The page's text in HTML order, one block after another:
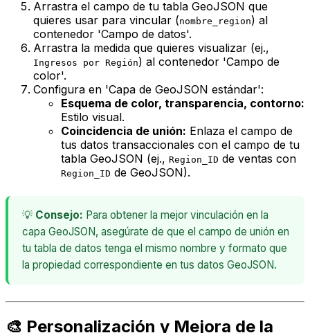
Arrastra el campo de tu tabla GeoJSON que
quieres usar para vincular (nombre_region) al
contenedor 'Campo de datos'.
Arrastra la medida que quieres visualizar (ej.,
Ingresos por Región) al contenedor 'Campo de
color'.
Configura en 'Capa de GeoJSON estándar':
Esquema de color, transparencia, contorno:
Estilo visual.
Coincidencia de unión: Enlaza el campo de
tus datos transaccionales con el campo de tu
tabla GeoJSON (ej., Region_ID de ventas con
Region_ID de GeoJSON).
💡 Consejo: Para obtener la mejor vinculación en la
capa GeoJSON, asegúrate de que el campo de unión en
tu tabla de datos tenga el mismo nombre y formato que
la propiedad correspondiente en tus datos GeoJSON.
🎨 Personalización y Mejora de la